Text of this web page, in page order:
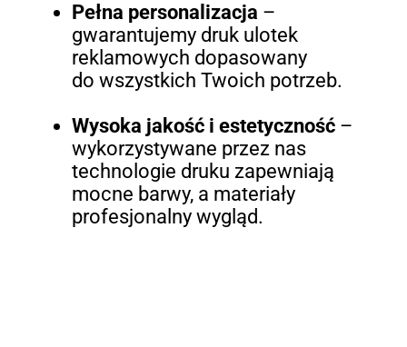
Pełna personalizacja –
gwarantujemy druk ulotek
reklamowych dopasowany
do wszystkich Twoich potrzeb.
Wysoka jakość i estetyczność –
wykorzystywane przez nas
technologie druku zapewniają
mocne barwy, a materiały
profesjonalny wygląd.